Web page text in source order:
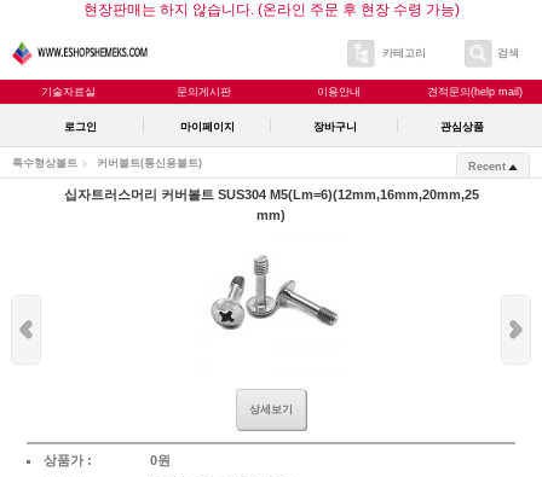
현장판매는 하지 않습니다. (온라인 주문 후 현장 수령 가능)
카테고리 검색
기술자료실 문의게시판 이용안내 견적문의(help mail)
로그인 마이페이지 장바구니 관심상품
특수형상볼트 커버볼트(통신용볼트) Recent
십자트러스머리 커버볼트 SUS304 M5(Lm=6)(12mm,16mm,20mm,25
mm)
상세보기
상품가 :
0원